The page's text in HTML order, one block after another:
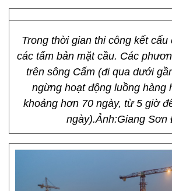
Trong thời gian thi công kết cấu
các tấm bản mặt cầu. Các
trên sông Cấm (đi qua dưới
ngừng hoạt động luồng hàng
khoảng hơn 70 ngày, từ 5 giờ
ngày).Ảnh:Giang Sơn